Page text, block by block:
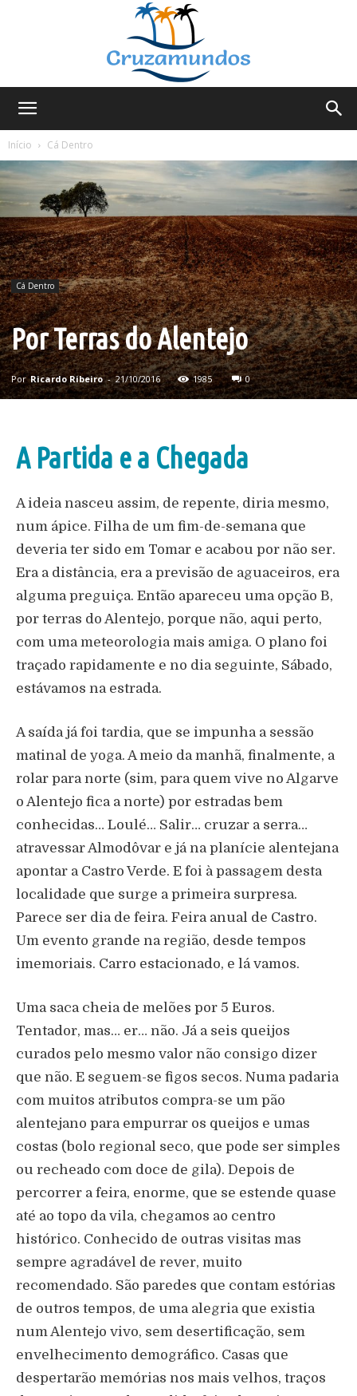
Início
Cá Dentro
Cá Dentro
Por Terras do Alentejo
Por Ricardo Ribeiro - 21/10/2016 1985 0
A Partida e a Chegada
A ideia nasceu assim, de repente, diria mesmo,
num ápice. Filha de um fim-de-semana que
deveria ter sido em Tomar e acabou por não ser.
Era a distância, era a previsão de aguaceiros, era
alguma preguiça. Então apareceu uma opção B,
por terras do Alentejo, porque não, aqui perto,
com uma meteorologia mais amiga. O plano foi
traçado rapidamente e no dia seguinte, Sábado,
estávamos na estrada.
A saída já foi tardia, que se impunha a sessão
matinal de yoga. A meio da manhã, finalmente, a
rolar para norte (sim, para quem vive no Algarve
o Alentejo fica a norte) por estradas bem
conhecidas… Loulé… Salir… cruzar a serra…
atravessar Almodôvar e já na planície alentejana
apontar a Castro Verde. E foi à passagem desta
localidade que surge a primeira surpresa.
Parece ser dia de feira. Feira anual de Castro.
Um evento grande na região, desde tempos
imemoriais. Carro estacionado, e lá vamos.
Uma saca cheia de melões por 5 Euros.
Tentador, mas… er… não. Já a seis queijos
curados pelo mesmo valor não consigo dizer
que não. E seguem-se figos secos. Numa padaria
com muitos atributos compra-se um pão
alentejano para empurrar os queijos e umas
costas (bolo regional seco, que pode ser simples
ou recheado com doce de gila). Depois de
percorrer a feira, enorme, que se estende quase
até ao topo da vila, chegamos ao centro
histórico. Conhecido de outras visitas mas
sempre agradável de rever, muito
recomendado. São paredes que contam estórias
de outros tempos, de uma alegria que existia
num Alentejo vivo, sem desertificação, sem
envelhecimento demográfico. Casas que
despertarão memórias nos mais velhos, traços